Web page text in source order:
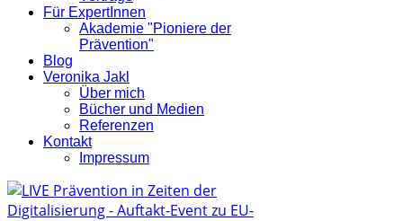
Für ExpertInnen
Akademie "Pioniere der
Prävention"
Blog
Veronika Jakl
Über mich
Bücher und Medien
Referenzen
Kontakt
Impressum